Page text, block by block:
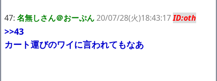
47: 名無しさん＠おーぷん20/07/28(火)18:43:17ID:oth
>>43
カート運びのワイに言われてもなあ